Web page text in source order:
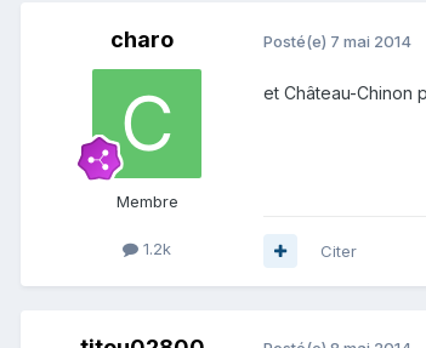
charo
Membre
1.2k
Posté(e) 7 mai 2014
et Château-Chinon
Citer